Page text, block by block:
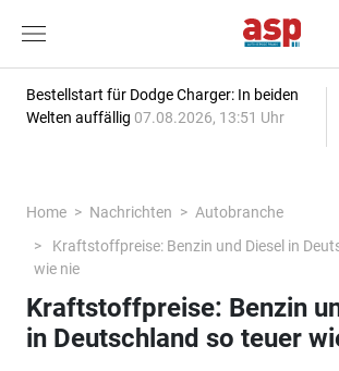
Bestellstart für Dodge Charger: In beiden
Welten auffällig 07.08.2026, 13:51 Uhr
Home Nachrichten
Autobranche
Kraftstoffpreise: Benzin und Diesel in
wie nie
Kraftstoffpreise: Benzin
in Deutschland so teuer